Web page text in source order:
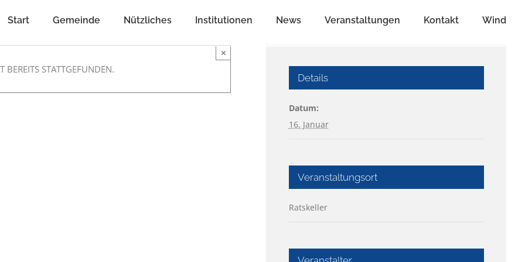
Start Gemeinde Nützliches Institutionen News Veranstaltungen Kontakt Wind
BEREITS STATTGEFUNDEN.
×
Details
Datum:
16. Januar
Veranstaltungsort
Ratskeller